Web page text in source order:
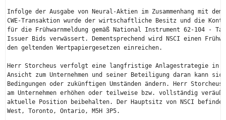
Infolge der Ausgabe von Neural-Aktien im Zusammenhang mit
CWE-Transaktion wurde der wirtschaftliche Besitz und die
für die Frühwarnmeldung gemäß National Instrument 62-104 -
Issuer Bids verwässert. Dementsprechend wird NSCI einen
den geltenden Wertpapiergesetzen einreichen.
Herr Storcheus verfolgt eine langfristige Anlagestrategie in
Ansicht zum Unternehmen und seiner Beteiligung daran kann
Bedingungen oder zukünftigen Umständen ändern. Herr
am Unternehmen erhöhen oder teilweise bzw. vollständig
aktuelle Position beibehalten. Der Hauptsitz von NSCI
West, Toronto, Ontario, M5H 3P5.